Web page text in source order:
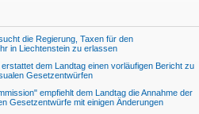
die Regierung, Taxen für den
in Liechtenstein zu erlassen
dem Landtag einen vorläufigen Bericht zu
Gesetzentwürfen
empfiehlt dem Landtag die Annahme der
Gesetzentwürfe mit einigen Änderungen